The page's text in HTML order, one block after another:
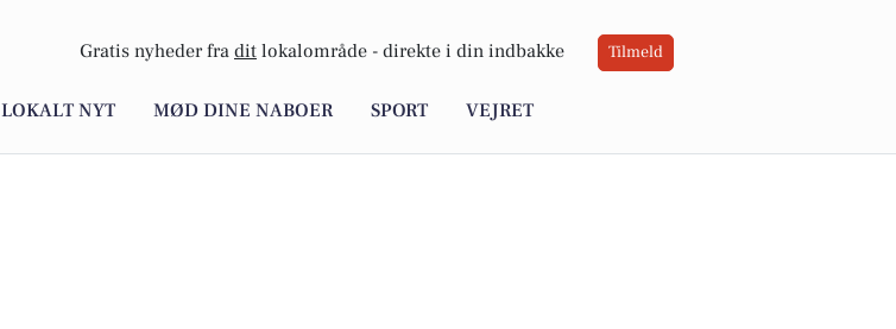
Gratis nyheder fra dit lokalområde - direkte i din indbakke Tilmeld
LOKALT NYT MØD DINE NABOER SPORT VEJRET